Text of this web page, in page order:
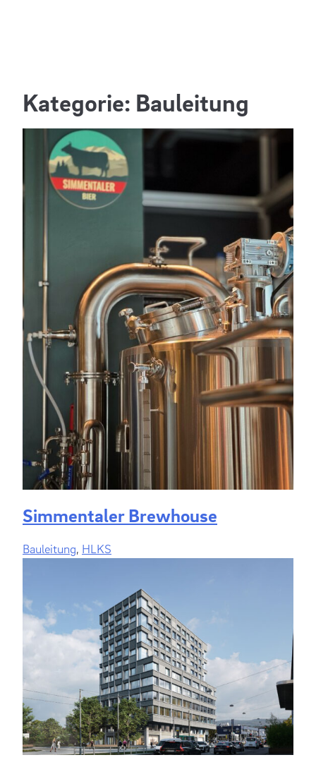
Kategorie: Bauleitung
Simmentaler Brewhouse
Bauleitung, HLKS